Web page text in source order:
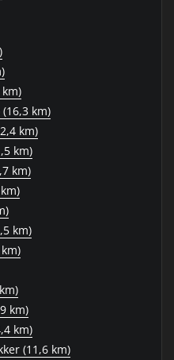
km)
km)
km)
km)
km)
km)
km)
(11,6 km)